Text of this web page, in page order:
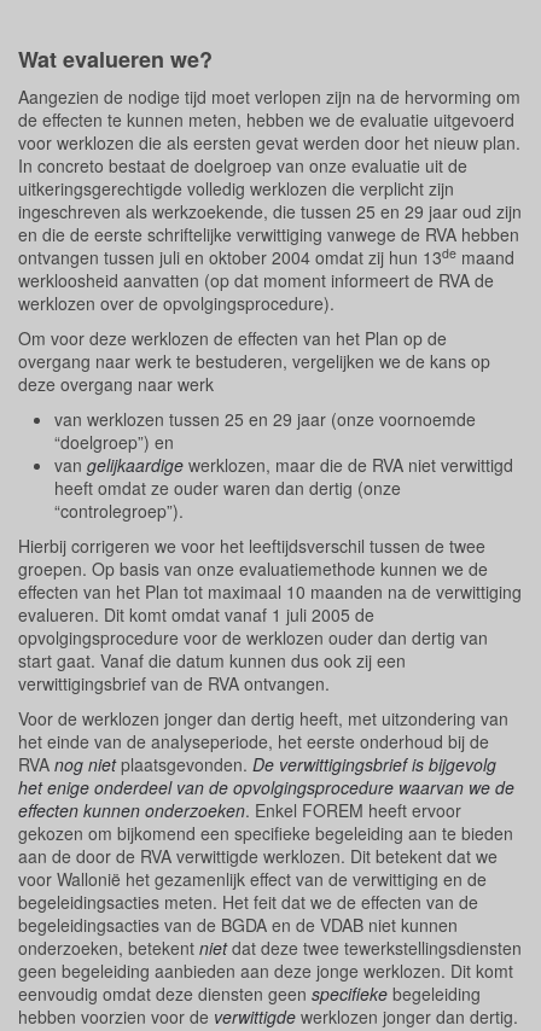
Wat evalueren we?
Aangezien de nodige tijd moet verlopen zijn na de hervorming om
de effecten te kunnen meten, hebben we de evaluatie uitgevoerd
voor werklozen die als eersten gevat werden door het nieuw plan.
In concreto bestaat de doelgroep van onze evaluatie uit de
uitkeringsgerechtigde volledig werklozen die verplicht zijn
ingeschreven als werkzoekende, die tussen 25 en 29 jaar oud zijn
en die de eerste schriftelijke verwittiging vanwege de RVA hebben
ontvangen tussen juli en oktober 2004 omdat zij hun 13de maand
werkloosheid aanvatten (op dat moment informeert de RVA de
werklozen over de opvolgingsprocedure).
Om voor deze werklozen de effecten van het Plan op de
overgang naar werk te bestuderen, vergelijken we de kans op
deze overgang naar werk
van werklozen tussen 25 en 29 jaar (onze voornoemde
“doelgroep”) en
van gelijkaardige werklozen, maar die de RVA niet verwittigd
heeft omdat ze ouder waren dan dertig (onze
“controlegroep”).
Hierbij corrigeren we voor het leeftijdsverschil tussen de twee
groepen. Op basis van onze evaluatiemethode kunnen we de
effecten van het Plan tot maximaal 10 maanden na de verwittiging
evalueren. Dit komt omdat vanaf 1 juli 2005 de
opvolgingsprocedure voor de werklozen ouder dan dertig van
start gaat. Vanaf die datum kunnen dus ook zij een
verwittigingsbrief van de RVA ontvangen.
Voor de werklozen jonger dan dertig heeft, met uitzondering van
het einde van de analyseperiode, het eerste onderhoud bij de
RVA nog nietplaatsgevonden. De verwittigingsbrief is bijgevolg
het enige onderdeel van de opvolgingsprocedure waarvan we de
effecten kunnen onderzoeken. Enkel FOREM heeft ervoor
gekozen om bijkomend een specifieke begeleiding aan te bieden
aan de door de RVA verwittigde werklozen. Dit betekent dat we
voor Wallonië het gezamenlijk effect van de verwittiging en de
begeleidingsacties meten. Het feit dat we de effecten van de
begeleidingsacties van de BGDA en de VDAB niet kunnen
onderzoeken, betekent nietdat deze twee tewerkstellingsdiensten
geen begeleiding aanbieden aan deze jonge werklozen. Dit komt
eenvoudig omdat deze diensten geen specifieke begeleiding
hebben voorzien voor de verwittigde werklozen jonger dan dertig.